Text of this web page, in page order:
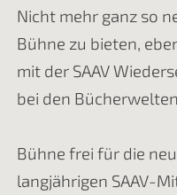
Nicht mehr ganz so
Bühne zu bieten,
mit der SAAV
bei den
Bühne frei für die
langjährigen SAAV-